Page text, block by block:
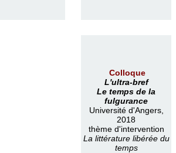
Colloque
L'ultra-bref
Le temps de la
fulgurance
Université d'Angers,
2018
thème d'intervention
La littérature libérée du
temps